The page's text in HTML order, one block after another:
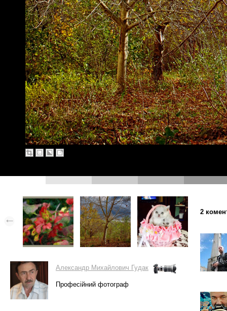
Александр Михайлович Гудак
Професійний фотограф
2